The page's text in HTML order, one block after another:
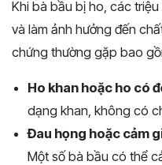
Khi bà bầu bị ho, các
và làm ảnh hưởng đến
chứng thường gặp bao
Ho khan hoặc ho có
dạng khan, không có
Đau họng hoặc cảm
Một số bà bầu có thể